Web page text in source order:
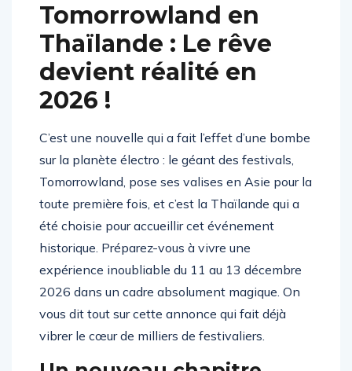
Tomorrowland en
Thaïlande : Le rêve
devient réalité en
2026 !
C’est une nouvelle qui a fait l’effet d’une bombe
sur la planète électro : le géant des festivals,
Tomorrowland, pose ses valises en Asie pour la
toute première fois, et c’est la Thaïlande qui a
été choisie pour accueillir cet événement
historique. Préparez-vous à vivre une
expérience inoubliable du 11 au 13 décembre
2026 dans un cadre absolument magique. On
vous dit tout sur cette annonce qui fait déjà
vibrer le cœur de milliers de festivaliers.